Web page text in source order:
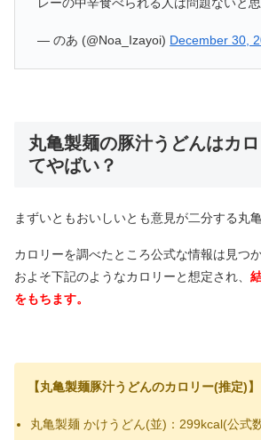
— のあ (@Noa_Izayoi) December 30,
丸亀製麺の豚汁うどんはカ
てやばい？
まずいともおいしいとも意見が二分する丸
カロリーを調べたところ公式な情報は見つ
およそ下記のようなカロリーと想定され、
をもちます。
【丸亀製麺豚汁うどんのカロリー(推定)】
丸亀製麺 かけうどん(並)：299kcal(公式